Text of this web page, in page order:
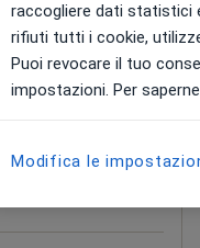
Conte
· Altro
recensioni
raccogliere dati statistici
rifiuti tutti i cookie,
Puoi revocare il tuo
impostazioni. Per
Modifica le